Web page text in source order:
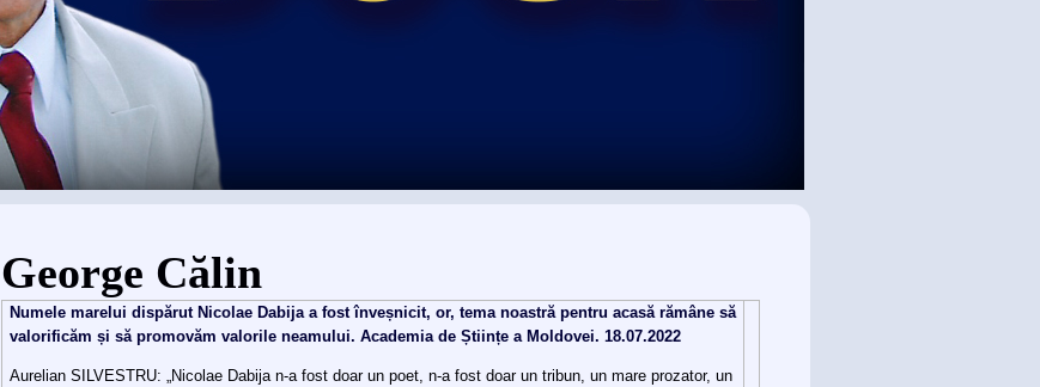
Usted está aquí
George Călin
Numele marelui dispărut Nicolae Dabija a fost înveșnicit, or, tema noastră pentru acasă rămâne să
valorificăm și să promovăm valorile neamului. Academia de Științe a Moldovei. 18.07.2022
Aurelian SILVESTRU: „Nicolae Dabija n-a fost doar un poet, n-a fost doar un tribun, un mare prozator, un